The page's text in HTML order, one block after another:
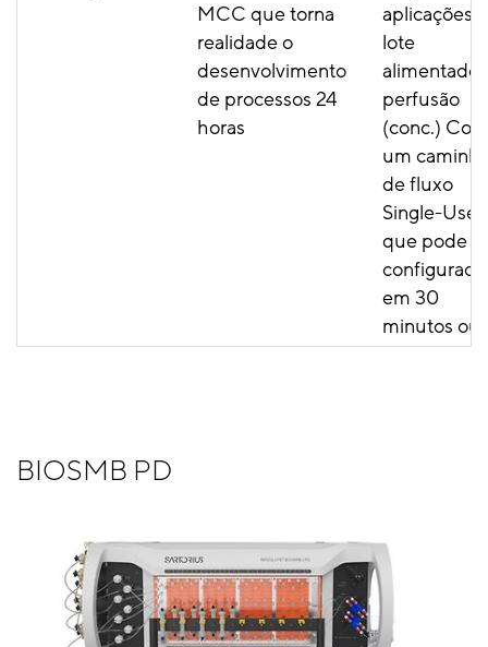
MCC que torna
realidade o
desenvolvimento
de processos 24
horas
aplicações
lote
alimentado
perfusão
(conc.) Com
um
de fluxo
Single-Use
que pode
configurado
em 30
minutos ou
menos
Número de
colunas
3-16 3-8
BIOSMB PD